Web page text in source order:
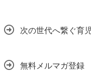
次の世代へ繋ぐ育
無料メルマガ登録